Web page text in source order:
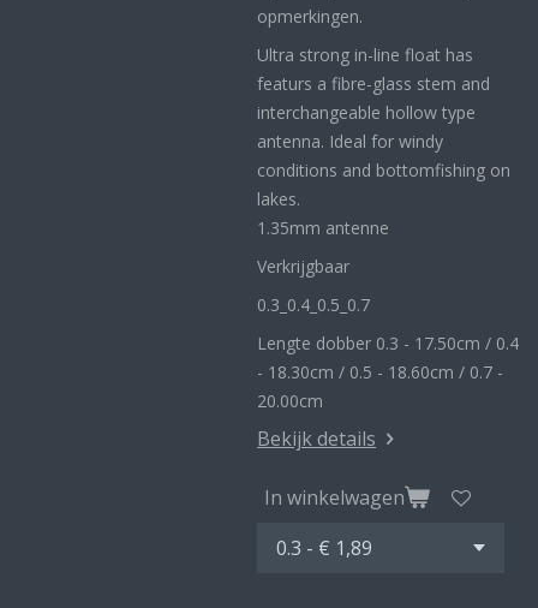
opmerkingen.
Ultra strong in-line float has
featurs a fibre-glass stem and
interchangeable hollow type
antenna. Ideal for windy
conditions and bottomfishing on
lakes.
1.35mm antenne
Verkrijgbaar
0.3_ 0.4_ 0.5_0.7
Lengte dobber 0.3 - 17.50cm / 0.4
- 18.30cm / 0.5 - 18.60cm / 0.7 -
20.00cm
Bekijk details
In winkelwagen